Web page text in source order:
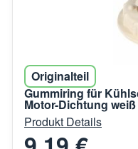
Originalteil
Gummiring für
Motor-Dichtung weiß
Produkt Details